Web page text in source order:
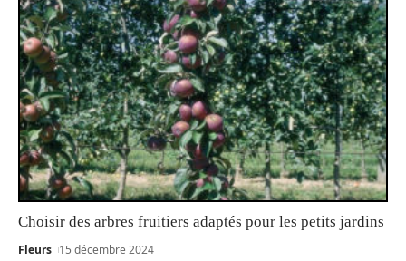
Choisir des arbres fruitiers adaptés pour les petits jardins
Fleurs 15 décembre 2024